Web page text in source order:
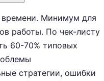
Минимум для
работы. По чек-листу
60-70% типовых
стратегии, ошибки